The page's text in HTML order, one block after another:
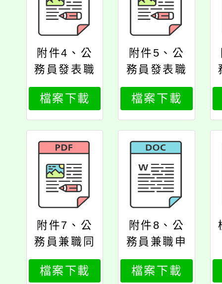
附件4、公
務員發表職
務言論同意
辦法
檔案下載
附件5、公
務員發表職
務言論同意
辦法總說明
檔案下載
附件7、公
務員兼職同
意辦法總說
明
檔案下載
附件8、公
務員兼職申
請書範本
檔案下載